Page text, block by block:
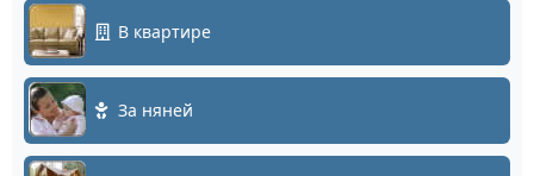
В квартире
За няней